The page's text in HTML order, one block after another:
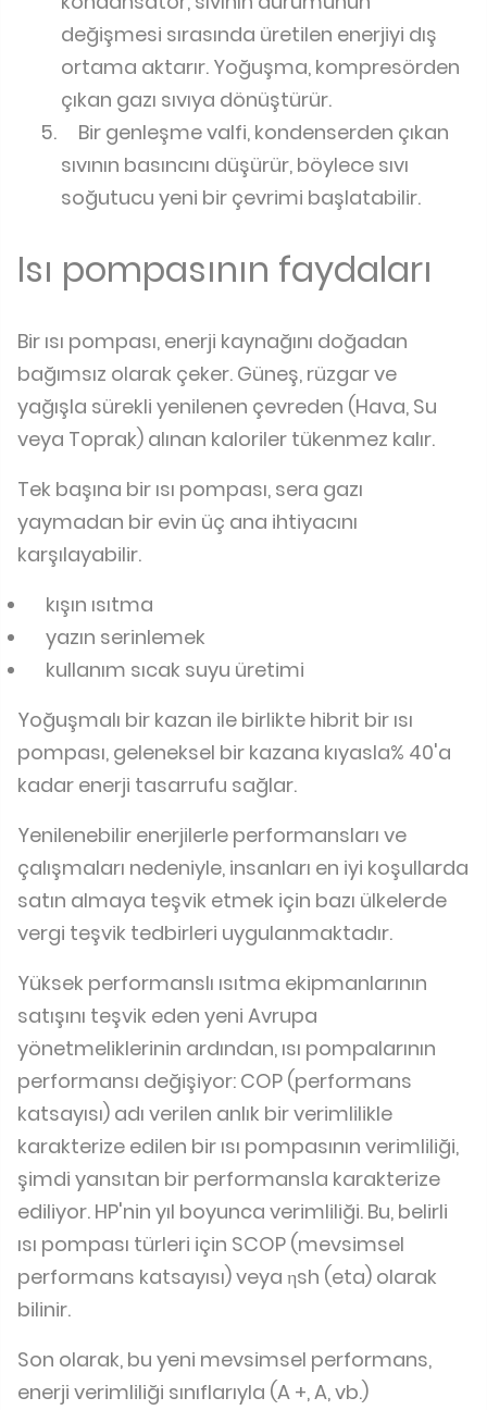
değişmesi sırasında üretilen enerjiyi dış
ortama aktarır. Yoğuşma, kompresörden
çıkan gazı sıvıya dönüştürür.
Bir genleşme valfi, kondenserden çıkan
sıvının basıncını düşürür, böylece sıvı
soğutucu yeni bir çevrimi başlatabilir.
Isı pompasının faydaları
Bir ısı pompası, enerji kaynağını doğadan
bağımsız olarak çeker. Güneş, rüzgar ve
yağışla sürekli yenilenen çevreden (Hava, Su
veya Toprak) alınan kaloriler tükenmez kalır.
Tek başına bir ısı pompası, sera gazı
yaymadan bir evin üç ana ihtiyacını
karşılayabilir.
kışın ısıtma
yazın serinlemek
kullanım sıcak suyu üretimi
Yoğuşmalı bir kazan ile birlikte hibrit bir ısı
pompası, geleneksel bir kazana kıyasla% 40'a
kadar enerji tasarrufu sağlar.
Yenilenebilir enerjilerle performansları ve
çalışmaları nedeniyle, insanları en iyi koşullarda
satın almaya teşvik etmek için bazı ülkelerde
vergi teşvik tedbirleri uygulanmaktadır.
Yüksek performanslı ısıtma ekipmanlarının
satışını teşvik eden yeni Avrupa
yönetmeliklerinin ardından, ısı pompalarının
performansı değişiyor: COP (performans
katsayısı) adı verilen anlık bir verimlilikle
karakterize edilen bir ısı pompasının verimliliği,
şimdi yansıtan bir performansla karakterize
ediliyor. HP'nin yıl boyunca verimliliği. Bu, belirli
ısı pompası türleri için SCOP (mevsimsel
performans katsayısı) veya ηsh (eta) olarak
bilinir.
Son olarak, bu yeni mevsimsel performans,
enerji verimliliği sınıflarıyla (A +, A, vb.)